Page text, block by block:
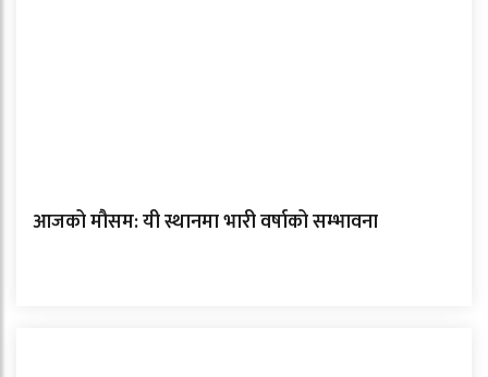
आजको मौसम: यी स्थानमा भारी वर्षाको सम्भावना